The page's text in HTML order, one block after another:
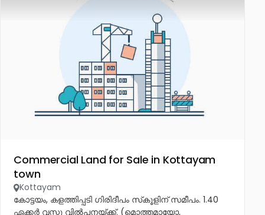
Commercial Land for Sale in Kottayam
town
Kottayam
കോട്ടയം, കളത്തിപ്പടി ഗിരിദീപം സ്‌കൂളിന് സമീപം. 1.40
ഏക്കർ വസ്തു വിൽപനയ്ക്ക്. (മൊത്തമായോ,